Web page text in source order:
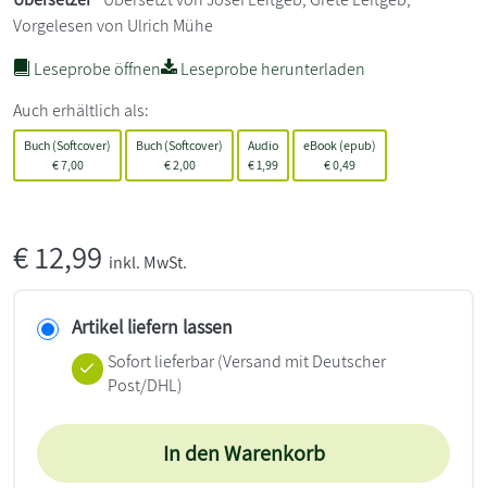
Vorgelesen von Ulrich Mühe
Leseprobe öffnen
Leseprobe herunterladen
Auch erhältlich als:
Buch (Softcover)
€7,00
Buch (Softcover)
€2,00
Audio
€ 1,99
eBook (epub)
€0,49
€12,99 inkl. MwSt.
Artikel liefern lassen
Sofort lieferbar(Versand mit Deutscher
Post/DHL)
In den Warenkorb